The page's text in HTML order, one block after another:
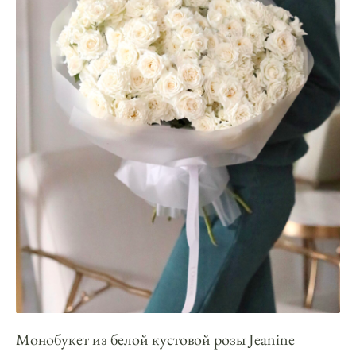
Монобукет из белой кустовой розы Jeanine